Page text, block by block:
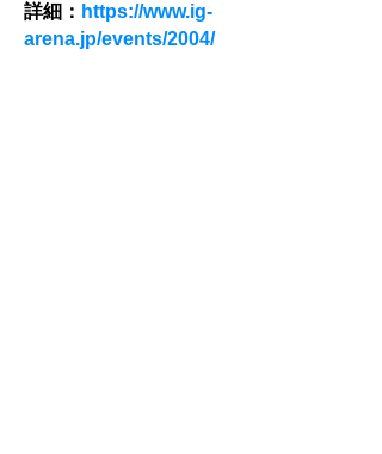
詳細： https://www.ig-
arena.jp/events/2004/